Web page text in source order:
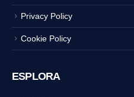
Privacy Policy
Cookie Policy
ESPLORA